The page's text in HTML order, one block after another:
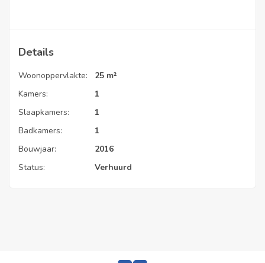
Details
Woonoppervlakte:
25 m²
Kamers:
1
Slaapkamers:
1
Badkamers:
1
Bouwjaar:
2016
Status:
Verhuurd